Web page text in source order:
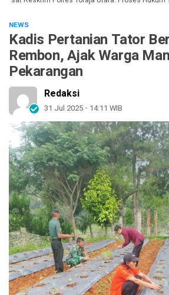
NEWS
Kadis Pertanian Tator
Rembon, Ajak Warga
Pekarangan
Redaksi
31 Jul 2025 - 14:11 WIB